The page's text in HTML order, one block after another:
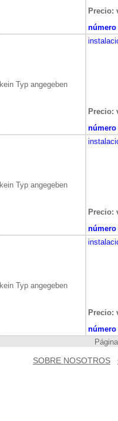
Precio:
número
kein Typ angegeben
Precio:
número
kein Typ angegeben
Precio:
número
kein Typ angegeben
Precio:
número
SOBRE NOSOTROS